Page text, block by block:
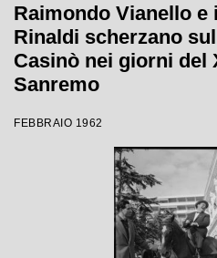
Raimondo Vianello
Rinaldi scherzano
Casinò nei giorni del
Sanremo
FEBBRAIO 1962